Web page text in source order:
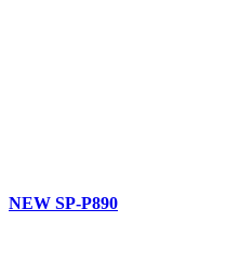
NEW SP-P890